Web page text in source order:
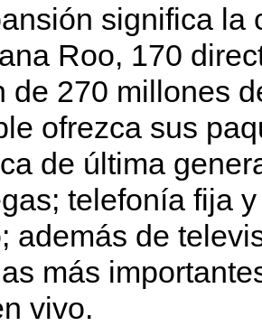
significa la
Roo, 170
de 270 millones
ofrezca sus
de última
telefonía fija
además de
más
vivo.